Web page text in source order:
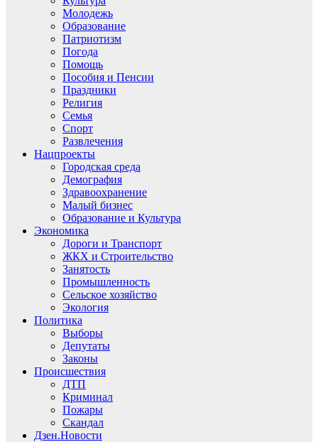
Молодежь
Образование
Патриотизм
Погода
Помощь
Пособия и Пенсии
Праздники
Религия
Семья
Спорт
Развлечения
Нацпроекты
Городская среда
Демография
Здравоохранение
Малый бизнес
Образование и Культура
Экономика
Дороги и Транспорт
ЖКХ и Строительство
Занятость
Промышленность
Сельское хозяйство
Экология
Политика
Выборы
Депутаты
Законы
Происшествия
ДТП
Криминал
Пожары
Скандал
Дзен.Новости